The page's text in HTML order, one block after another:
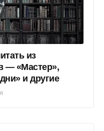
из
— «Мастер»,
и другие